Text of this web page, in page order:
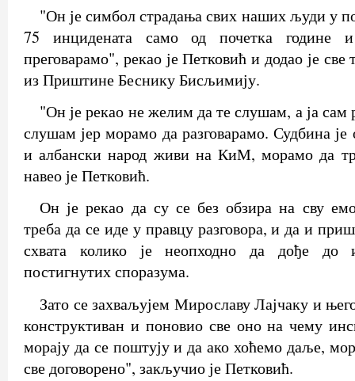
"Он је симбол страдања свих наших људи у
75 инцидената само од почетка године
преговарамо", рекао је Петковић и додао је све
из Приштине Беснику Бисљимију.
"Он је рекао не желим да те слушам, а ја сам
слушам јер морамо да разговарамо. Судбина је
и албански народ живи на КиМ, морамо да
навео је Петковић.
Он је рекао да су се без обзира на сву
треба да се иде у правцу разговора, и да и
схвата колико је неопходно да дође до
постигнутих споразума.
Зато се захваљујем Мирославу Лајчаку и
конструктиван и поновио све оно на чему
морају да се поштују и да ако хоћемо даље,
све договорено", закључио је Петковић.